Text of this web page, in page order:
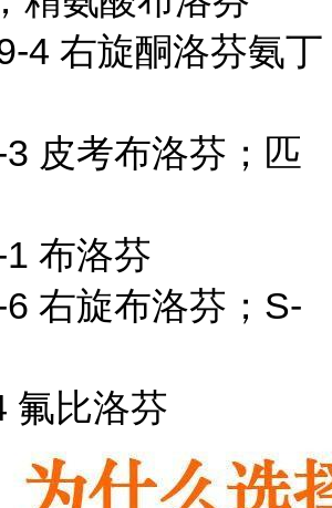
4 右旋酮洛芬氨丁
皮考布洛芬；匹
布洛芬
右旋布洛芬；S-
氟比洛芬